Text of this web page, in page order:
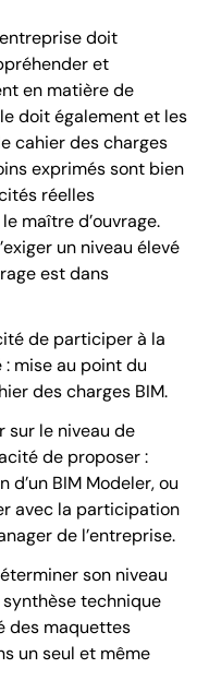
doit
et
en matière de
doit également et les
cahier des charges
exprimés sont bien
réelles
maître d’ouvrage.
un niveau élevé
est dans
de participer à la
mise au point du
des charges BIM.
sur le niveau de
de proposer :
BIM Modeler, ou
avec la participation
de l’entreprise.
son niveau
technique
des maquettes
un seul et même